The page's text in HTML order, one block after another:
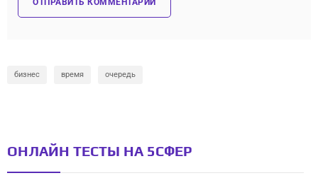
бизнес время очередь
ОНЛАЙН ТЕСТЫ НА 5СФЕР